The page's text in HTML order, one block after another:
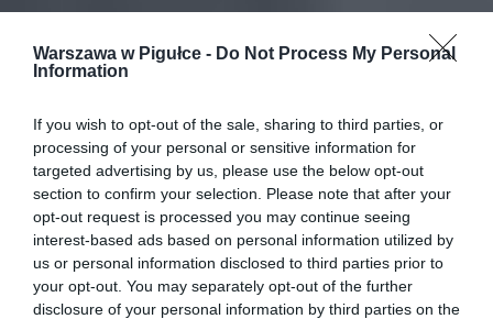
Warszawa w Pigułce - Do Not Process My Personal
Information
If you wish to opt-out of the sale, sharing to third parties, or
processing of your personal or sensitive information for
targeted advertising by us, please use the below opt-out
section to confirm your selection. Please note that after your
opt-out request is processed you may continue seeing
interest-based ads based on personal information utilized by
us or personal information disclosed to third parties prior to
your opt-out. You may separately opt-out of the further
disclosure of your personal information by third parties on the